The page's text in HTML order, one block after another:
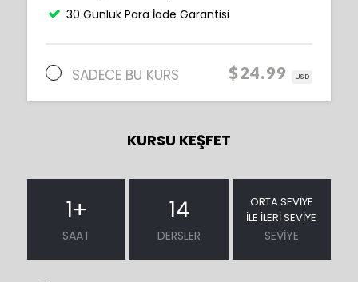
30 Günlük Para İade Garantisi
SADECE BU KURS $24.99 USD
KURSU KEŞFET
1+
SAAT
14
DERSLER
ORTA SEVIYE
ILE İLERI SEVIYE
SEVIYE